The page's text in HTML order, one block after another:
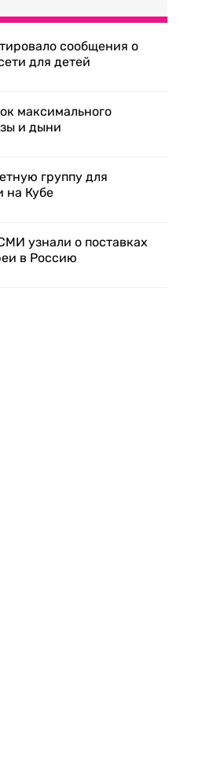
сообщения о
для детей
максимального
и дыни
группу для
на Кубе
узнали о поставках
в Россию